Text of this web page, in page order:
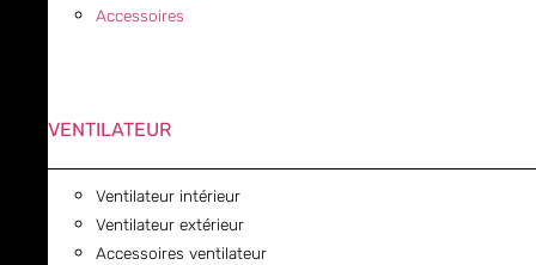
Accessoires
VENTILATEUR
Ventilateur intérieur
Ventilateur extérieur
Accessoires ventilateur